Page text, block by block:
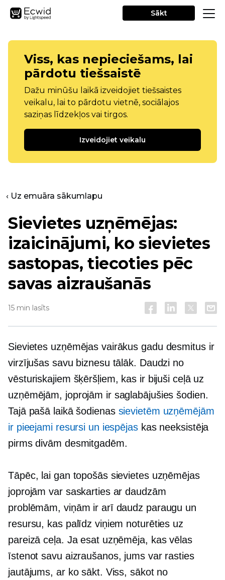
Sākt
Viss, kas nepieciešams, lai
pārdotu tiešsaistē
Dažu minūšu laikā izveidojiet tiešsaistes
veikalu, lai to pārdotu vietnē, sociālajos
saziņas līdzekļos vai tirgos.
Izveidojiet veikalu
‹ Uz emuāra sākumlapu
Sievietes uzņēmējas:
izaicinājumi, ko sievietes
sastopas, tiecoties pēc
savas aizraušanās
15 min lasīts
Sievietes uzņēmējas vairākus gadu desmitus ir
virzījušas savu biznesu tālāk. Daudzi no
vēsturiskajiem šķēršļiem, kas ir bijuši ceļā uz
uzņēmējām, joprojām ir saglabājušies šodien.
Tajā pašā laikā šodienas sievietēm uzņēmējām
ir pieejami resursi un iespējaskas neeksistēja
pirms divām desmitgadēm.
Tāpēc, lai gan topošās sievietes uzņēmējas
joprojām var saskarties ar daudzām
problēmām, viņām ir arī daudz paraugu un
resursu, kas palīdz viņiem noturēties uz
pareizā ceļa. Ja esat uzņēmēja, kas vēlas
īstenot savu aizraušanos, jums var rasties
jautājums, ar ko sākt. Viss, sākot no